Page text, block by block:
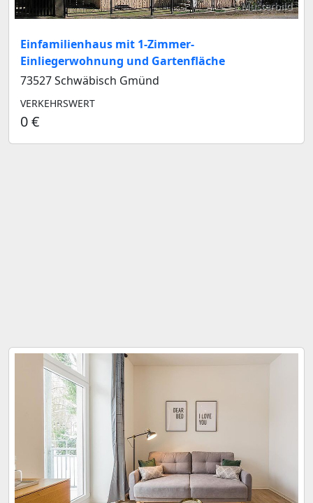
Musterbild
Einfamilienhaus mit 1-Zimmer-
Einliegerwohnung und Gartenfläche
73527 Schwäbisch Gmünd
VERKEHRSWERT
0 €